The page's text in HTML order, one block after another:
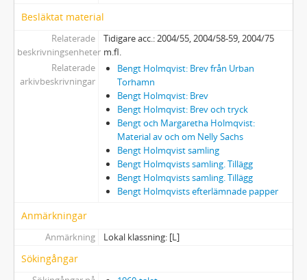
Besläktat material
Relaterade
beskrivningsenheter
Tidigare acc.: 2004/55, 2004/58-59, 2004/75
m.fl.
Relaterade
arkivbeskrivningar
Bengt Holmqvist: Brev från Urban
Torhamn
Bengt Holmqvist: Brev
Bengt Holmqvist: Brev och tryck
Bengt och Margaretha Holmqvist:
Material av och om Nelly Sachs
Bengt Holmqvist samling
Bengt Holmqvists samling. Tillägg
Bengt Holmqvists samling. Tillägg
Bengt Holmqvists efterlämnade papper
Anmärkningar
Anmärkning Lokal klassning: [L]
Sökingångar